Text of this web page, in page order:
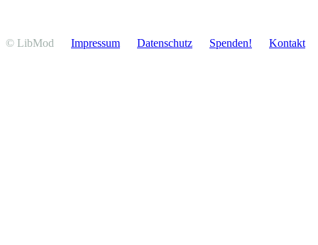
© LibMod Impressum Daten­schutz Spenden! Kontakt